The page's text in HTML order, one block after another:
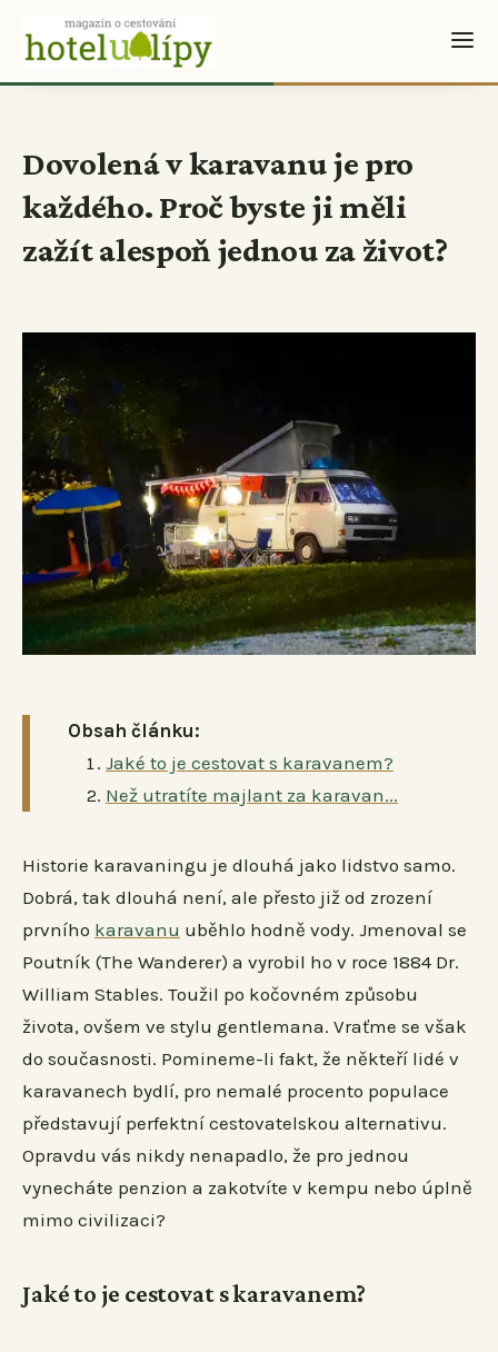
Dovolená v karavanu je pro
každého. Proč byste ji měli
zažít alespoň jednou za život?
Obsah článku:
Jaké to je cestovat s karavanem?
Než utratíte majlant za karavan...
Historie karavaningu je dlouhá jako lidstvo samo.
Dobrá, tak dlouhá není, ale přesto již od zrození
prvního karavanu uběhlo hodně vody. Jmenoval se
Poutník (The Wanderer) a vyrobil ho v roce 1884 Dr.
William Stables. Toužil po kočovném způsobu
života, ovšem ve stylu gentlemana. Vraťme se však
do současnosti. Pomineme-li fakt, že někteří lidé v
karavanech bydlí, pro nemalé procento populace
představují perfektní cestovatelskou alternativu.
Opravdu vás nikdy nenapadlo, že pro jednou
vynecháte penzion a zakotvíte v kempu nebo úplně
mimo civilizaci?
Jaké to je cestovat s karavanem?